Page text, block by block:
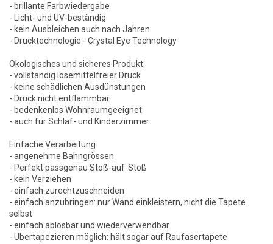
- brillante Farbwiedergabe
- Licht- und UV-beständig
- kein Ausbleichen auch nach Jahren
- Drucktechnologie - Crystal Eye Technology
Ökologisches und sicheres Produkt:
- vollständig lösemittelfreier Druck
- keine schädlichen Ausdünstungen
- Druck nicht entflammbar
- bedenkenlos Wohnraumgeeignet
- auch für Schlaf- und Kinderzimmer
Einfache Verarbeitung:
- angenehme Bahngrössen
- Perfekt passgenau Stoß-auf-Stoß
- kein Verziehen
- einfach zurechtzuschneiden
- einfach anzubringen: nur Wand einkleistern, nicht die Tapete
selbst
- einfach ablösbar und wiederverwendbar
- Übertapezieren möglich: hält sogar auf Raufasertapete